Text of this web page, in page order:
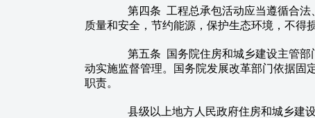
第四条 工程总承包活动应当遵循合法
质量和安全，节约能源，保护生态环境，不得
第五条 国务院住房和城乡建设主管部
动实施监督管理。国务院发展改革部门依据固
职责。
县级以上地方人民政府住房和城乡建设